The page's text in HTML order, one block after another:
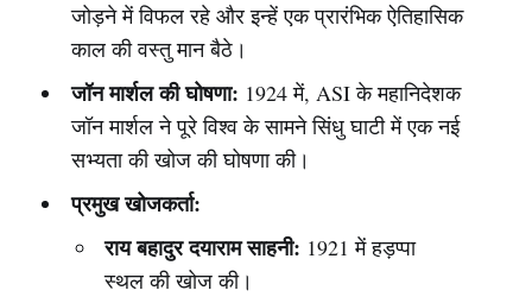
जोड़ने में विफल रहे और इन्हें एक प्रारंभिक ऐतिहासिक
काल की वस्तु मान बैठे।
जॉन मार्शल की घोषणा: 1924 में, ASI के महानिदेशक
जॉन मार्शल ने पूरे विश्व के सामने सिंधु घाटी में एक नई
सभ्यता की खोज की घोषणा की।
प्रमुख खोजकर्ता:
राय बहादुर दयाराम साहनी: 1921 में हड़प्पा
स्थल की खोज की।